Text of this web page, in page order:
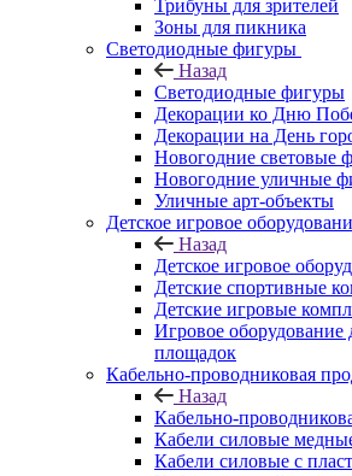
Трибуны для зрителей
Зоны для пикника
Светодиодные фигуры
Назад
Светодиодные фигуры
Декорации ко Дню
Декорации на День
Новогодние световые
Новогодние уличные
Уличные арт-объекты
Детское игровое
Назад
Детское игровое
Детские спортивные
Детские игровые
Игровое оборудование
площадок
Кабельно-проводниковая
Назад
Кабельно-
Кабели силовые
Кабели силовые с